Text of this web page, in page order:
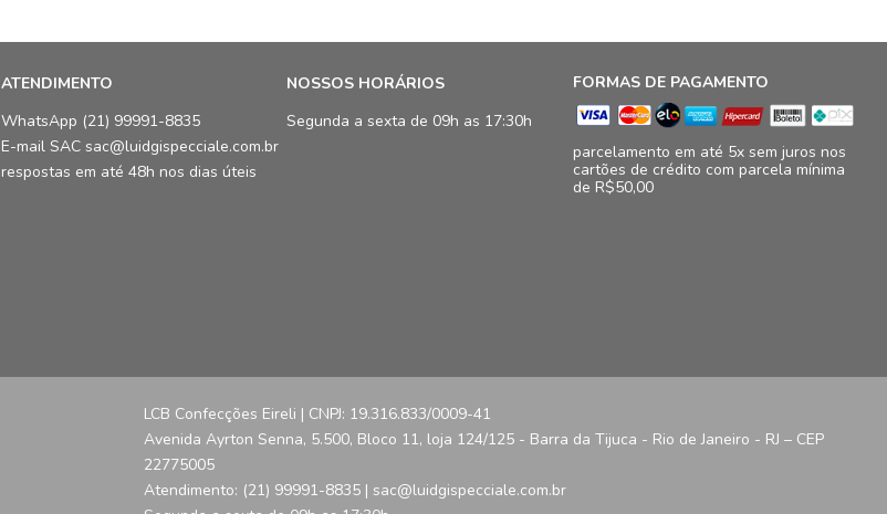
ATENDIMENTO
WhatsApp (21) 99991-8835
E-mail SAC sac@luidgispecciale.com.br
respostas em até 48h nos dias úteis
NOSSOS HORÁRIOS
Segunda a sexta de 09h as 17:30h
FORMAS DE PAGAMENTO
parcelamento em até 5x sem juros nos
cartões de crédito com parcela mínima
de R$50,00
LCB Confecções Eireli | CNPJ: 19.316.833/0009-41
Avenida Ayrton Senna, 5.500, Bloco 11, loja 124/125 - Barra da Tijuca - Rio de Janeiro - RJ – CEP
22775005
Atendimento: (21) 99991-8835 | sac@luidgispecciale.com.br